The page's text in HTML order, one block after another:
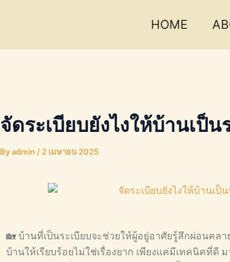
HOME
จัดระเบียบยังไงให้บ้านเป็น
Byadmin / 2 เมษายน 2025
🏡 บ้านที่เป็นระเบียบจะช่วยให้ผู้อยู่อาศัยรู้สึกผ่อนคล
บ้านให้เรียบร้อยไม่ใช่เรื่องยาก เพียงแค่มีเทคนิคที่ดี